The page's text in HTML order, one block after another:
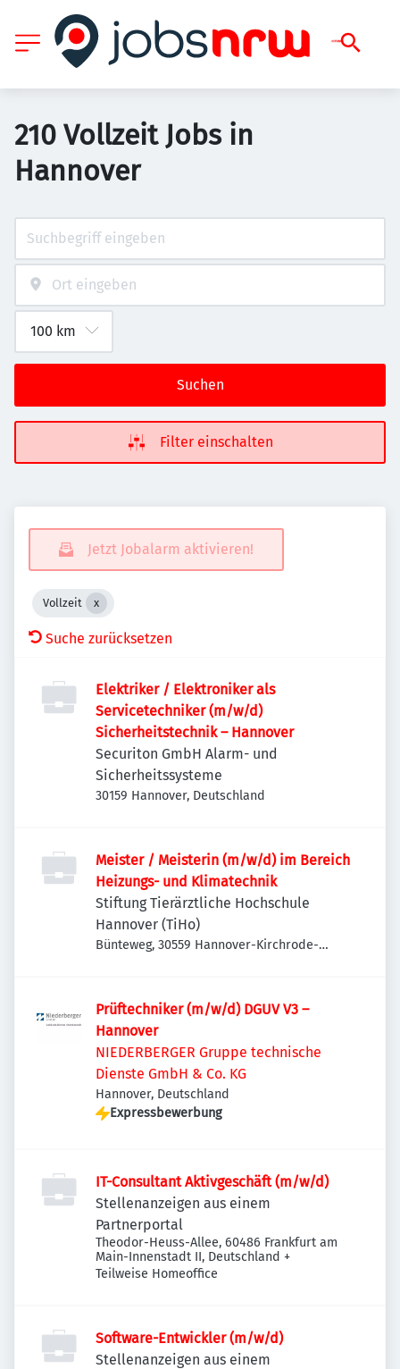
210 Vollzeit Jobs in
Hannover
Suchen
Filter einschalten
Jetzt Jobalarm aktivieren!
Vollzeit
Suche zurücksetzen
Elektriker / Elektroniker als
Servicetechniker (m/w/d)
Sicherheitstechnik – Hannover
Securiton GmbH Alarm- und
Sicherheitssysteme
30159 Hannover, Deutschland
Meister / Meisterin (m/w/d) im Bereich
Heizungs- und Klimatechnik
Stiftung Tierärztliche Hochschule
Hannover (TiHo)
Bünteweg, 30559 Hannover-Kirchrode-
Prüftechniker (m/w/d) DGUV V3 –
Hannover
NIEDERBERGER Gruppe technische
Dienste GmbH & Co. KG
Hannover, Deutschland
Expressbewerbung
IT-Consultant Aktivgeschäft (m/w/d)
Stellenanzeigen aus einem
Partnerportal
Theodor-Heuss-Allee, 60486 Frankfurt am
Main-Innenstadt II, Deutschland +
Teilweise Homeoffice
Software-Entwickler (m/w/d)
Stellenanzeigen aus einem